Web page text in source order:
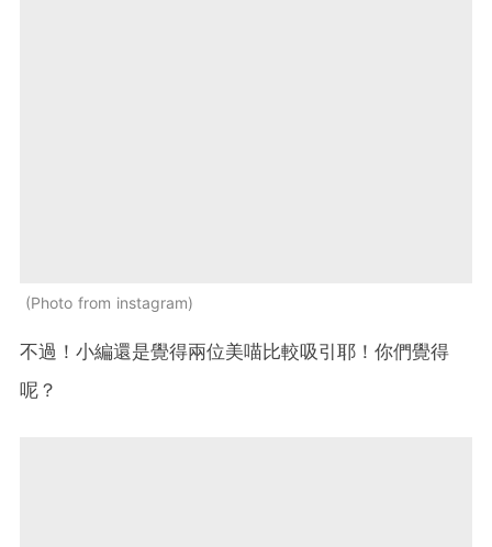
Photo from instagram
不過！小編還是覺得兩位美喵比較吸引耶！你們覺得
呢？